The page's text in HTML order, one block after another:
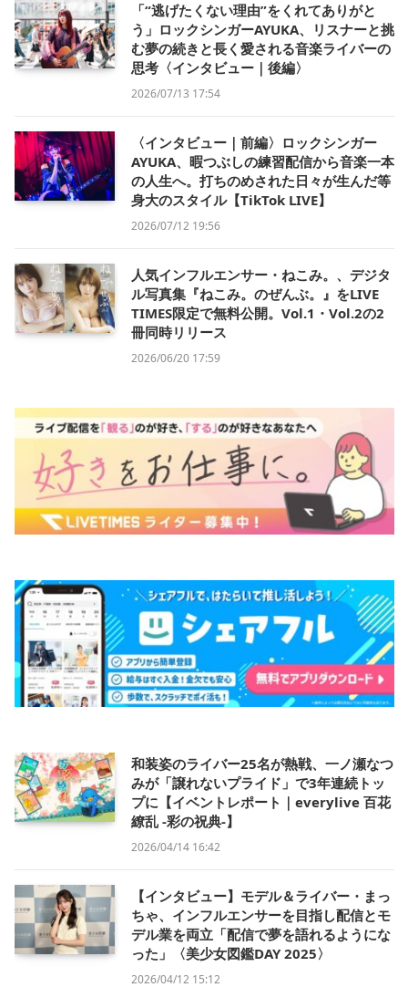
「“逃げたくない理由”をくれてありがと
う」ロックシンガーAYUKA、リスナーと挑
む夢の続きと長く愛される音楽ライバーの
思考〈インタビュー｜後編〉
2026/07/13 17:54
〈インタビュー｜前編〉ロックシンガー
AYUKA、暇つぶしの練習配信から音楽一本
の人生へ。打ちのめされた日々が生んだ等
身大のスタイル【TikTok LIVE】
2026/07/12 19:56
人気インフルエンサー・ねこみ。、デジタ
ル写真集『ねこみ。のぜんぶ。』をLIVE
TIMES限定で無料公開。Vol.1・Vol.2の2
冊同時リリース
2026/06/20 17:59
和装姿のライバー25名が熱戦、一ノ瀬なつ
みが「譲れないプライド」で3年連続トッ
プに【イベントレポート｜everylive 百花
繚乱 -彩の祝典-】
2026/04/14 16:42
【インタビュー】モデル＆ライバー・まっ
ちゃ、インフルエンサーを目指し配信とモ
デル業を両立「配信で夢を語れるようにな
った」〈美少女図鑑DAY 2025〉
2026/04/12 15:12